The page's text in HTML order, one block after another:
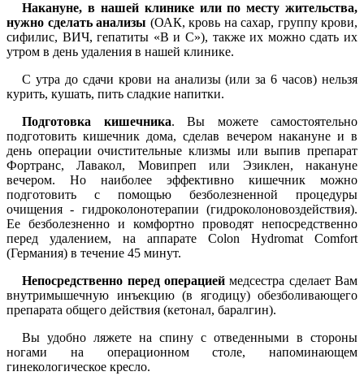
Накануне, в нашей клинике или по месту жительства,
нужно сделать анализы (ОАК, кровь на сахар, группу крови,
сифилис, ВИЧ, гепатиты «В и С»), также их можно сдать их
утром в день удаления в нашей клинике.
С утра до сдачи крови на анализы (или за 6 часов) нельзя
курить, кушать, пить сладкие напитки.
Подготовка кишечника. Вы можете самостоятельно
подготовить кишечник дома, сделав вечером накануне и в
день операции очистительные клизмы или выпив препарат
Фортранс, Лавакол, Мовипреп или Эзиклен, накануне
вечером. Но наиболее эффективно кишечник можно
подготовить с помощью безболезненной процедуры
очищения - гидроколонотерапии (гидроколоновоздействия).
Ее безболезненно и комфортно проводят непосредственно
перед удалением, на аппарате Colon Hydromat Comfort
(Германия) в течение 45 минут.
Непосредственно перед операциеймедсестра сделает Вам
внутримышечную инъекцию (в ягодицу) обезболивающего
препарата общего действия (кетонал, баралгин).
Вы удобно ляжете на спину с отведенными в стороны
ногами на операционном столе, напоминающем
гинекологическое кресло.